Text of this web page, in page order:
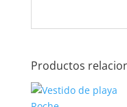
Productos